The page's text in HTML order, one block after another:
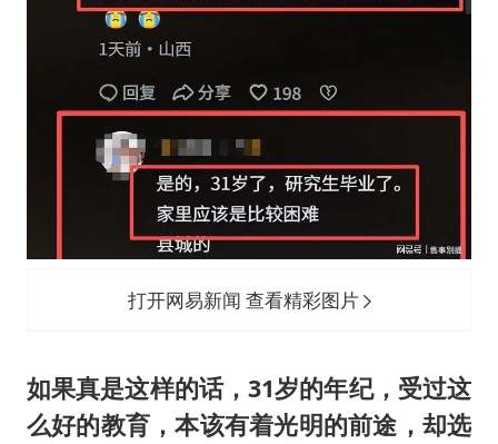
打开网易新闻 查看精彩图片
如果真是这样的话，31岁的年纪，受过这
么好的教育，本该有着光明的前途，却选